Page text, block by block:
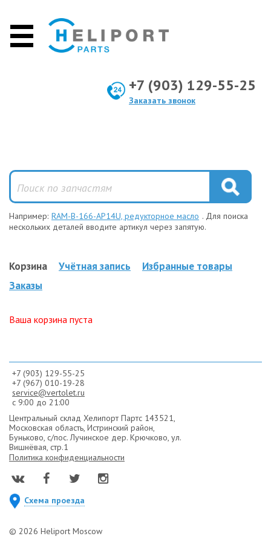
+7 (903) 129-55-25
Заказать звонок
Например: RAM-B-166-AP14U, редукторное масло . Для поиска
нескольких деталей вводите артикул через запятую.
Корзина Учётная запись
Избранные товары
Заказы
Ваша корзина пуста
© 2026 Heliport Moscow
+7 (903) 129-55-25
+7 (967) 010-19-28
service@vertolet.ru
с 9:00 до 21:00
Центральный склад Хелипорт Партс 143521,
Московская область, Истринский район,
Буньково, с/пос. Лучинское дер. Крючково, ул.
Вишнёвая, стр.1
Политика конфиденциальности
Схема проезда